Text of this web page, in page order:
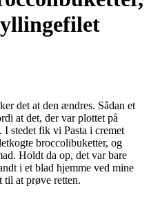
det at den ændres. Sådan et
at det, der var plottet på
stedet fik vi Pasta i cremet
broccolibuketter, og
Holdt da op, det var bare
i et blad hjemme ved mine
at prøve retten.